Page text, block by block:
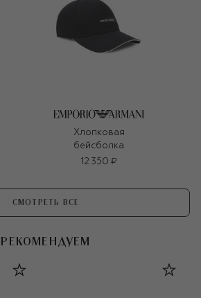
Хлопковая
бейсболка
12 350 ₽
СМОТРЕТЬ ВСЕ
РЕКОМЕНДУЕМ